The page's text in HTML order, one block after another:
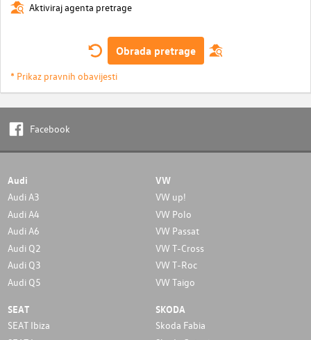
Aktiviraj agenta pretrage
Obrada pretrage
* Prikaz pravnih obavijesti
Facebook
Audi
Audi A3
Audi A4
Audi A6
Audi Q2
Audi Q3
Audi Q5
VW
VW up!
VW Polo
VW Passat
VW T-Cross
VW T-Roc
VW Taigo
SEAT
SEAT Ibiza
SKODA
Skoda Fabia